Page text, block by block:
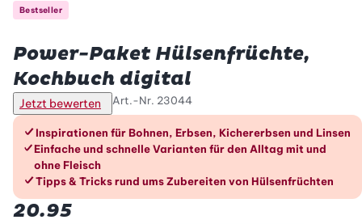
Bestseller
Power-Paket Hülsenfrüchte,
Kochbuch digital
Jetzt bewerten Art.-Nr. 23044
Die Vorteile im Überblick
Inspirationen für Bohnen, Erbsen, Kichererbsen und Linsen
Einfache und schnelle Varianten für den Alltag mit und
ohne Fleisch
Tipps & Tricks rund ums Zubereiten von Hülsenfrüchten
20.95